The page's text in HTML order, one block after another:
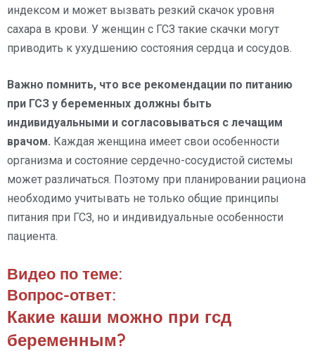
индексом и может вызвать резкий скачок уровня
сахара в крови. У женщин с ГСЗ такие скачки могут
приводить к ухудшению состояния сердца и сосудов.
Важно помнить, что все рекомендации по питанию
при ГСЗ у беременных должны быть
индивидуальными и согласовываться с лечащим
врачом. Каждая женщина имеет свои особенности
организма и состояние сердечно-сосудистой системы
может различаться. Поэтому при планировании рациона
необходимо учитывать не только общие принципы
питания при ГСЗ, но и индивидуальные особенности
пациента.
Видео по теме:
Вопрос-ответ:
Какие каши можно при гсд
беременным?